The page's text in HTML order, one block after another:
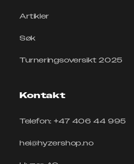
Artikler
Søk
Turneringsoversikt 2025
Kontakt
Telefon: +47 406 44 995
hei@hyzershop.no